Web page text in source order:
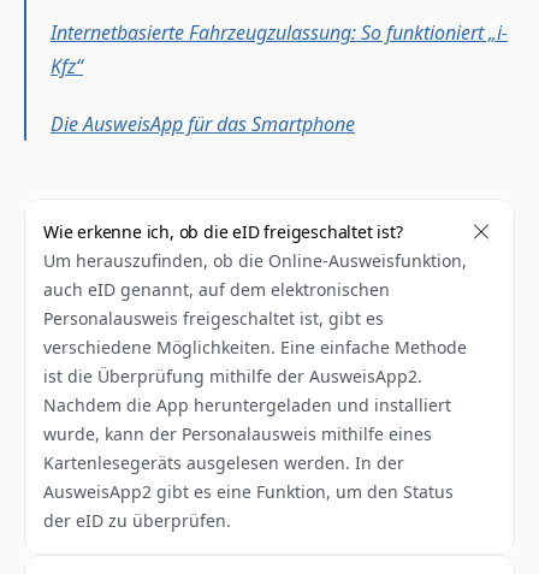
Internetbasierte Fahrzeugzulassung: So funktioniert „i-
Kfz“
Die AusweisApp für das Smartphone
Wie erkenne ich, ob die eID freigeschaltet ist?
Um herauszufinden, ob die Online-Ausweisfunktion,
auch eID genannt, auf dem elektronischen
Personalausweis freigeschaltet ist, gibt es
verschiedene Möglichkeiten. Eine einfache Methode
ist die Überprüfung mithilfe der AusweisApp2.
Nachdem die App heruntergeladen und installiert
wurde, kann der Personalausweis mithilfe eines
Kartenlesegeräts ausgelesen werden. In der
AusweisApp2 gibt es eine Funktion, um den Status
der eID zu überprüfen.